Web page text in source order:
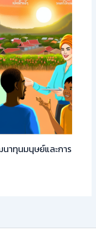
าทุนมนุษย์และการ